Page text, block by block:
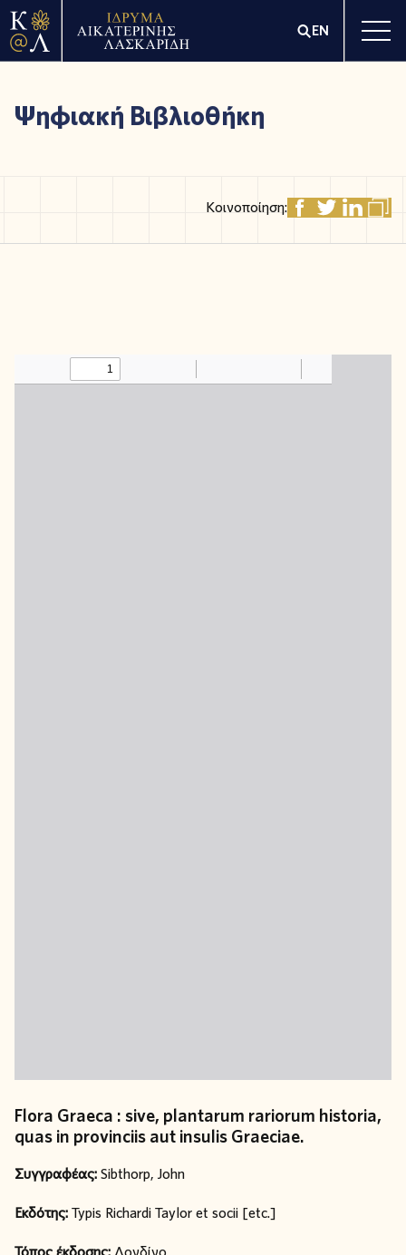
EN
Ψηφιακή Βιβλιοθήκη
Κοινοποίηση:
Flora Graeca : sive, plantarum rariorum historia,
quas in provinciis aut insulis Graeciae.
Συγγραφέας:Sibthorp, John
Εκδότης:Typis Richardi Taylor et socii [etc.]